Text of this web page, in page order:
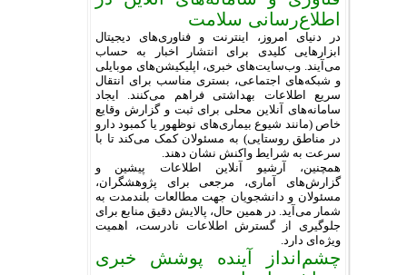
اطلاع‌رسانی سلامت
در دنیای امروز، اینترنت و فناوری‌های دیجیتال
ابزارهایی کلیدی برای انتشار اخبار به حساب
می‌آیند. وب‌سایت‌های خبری، اپلیکیشن‌های موبایلی
و شبکه‌های اجتماعی، بستری مناسب برای انتقال
سریع اطلاعات بهداشتی فراهم می‌کنند. ایجاد
سامانه‌های آنلاین محلی برای ثبت و گزارش وقایع
خاص (مانند شیوع بیماری‌های نوظهور یا کمبود دارو
در مناطق روستایی) به مسئولان کمک می‌کند تا با
سرعت به شرایط واکنش نشان دهند.
همچنین، آرشیو آنلاین اطلاعات پیشین و
گزارش‌های آماری، مرجعی برای پژوهشگران،
مسئولان و دانشجویان جهت مطالعات بلندمدت به
شمار می‌آید. در همین حال، پالایش دقیق منابع برای
جلوگیری از گسترش اطلاعات نادرست، اهمیت
ویژه‌ای دارد.
چشم‌انداز آینده پوشش خبری